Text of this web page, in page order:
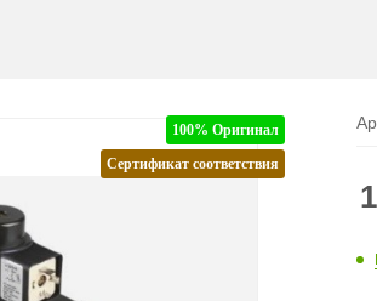
100% Оригинал
Сертификат соответствия